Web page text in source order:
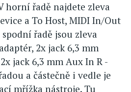
horní řadě najdete zleva
a To Host, MIDI In/Out
spodní řadě jsou zleva
2x jack 6,3 mm
jack 6,3 mm Aux In R -
a částečně i vedle je
mřížka nástroje. Tu